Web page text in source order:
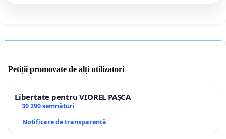
Petiții promovate de alți utilizatori
Libertate pentru VIOREL PAȘCA
30 290 semnături
Notificare de transparență